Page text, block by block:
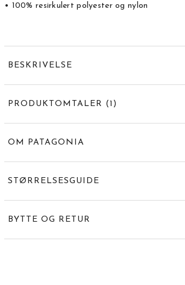
• 100% resirkulert polyester og nylon
BESKRIVELSE
PRODUKTOMTALER (1 )
OM PATAGONIA
STØRRELSESGUIDE
BYTTE OG RETUR